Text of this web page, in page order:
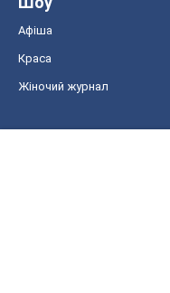
Афіша
Краса
Жіночий журнал